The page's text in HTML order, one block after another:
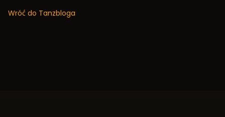
Wróć do Tanzbloga